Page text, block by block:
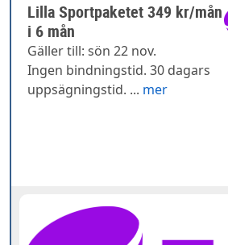
Lilla Sportpaketet 349 kr/mån
i 6 mån
Gäller till: sön 22 nov.
Ingen bindningstid. 30 dagars
uppsägningstid. ... mer